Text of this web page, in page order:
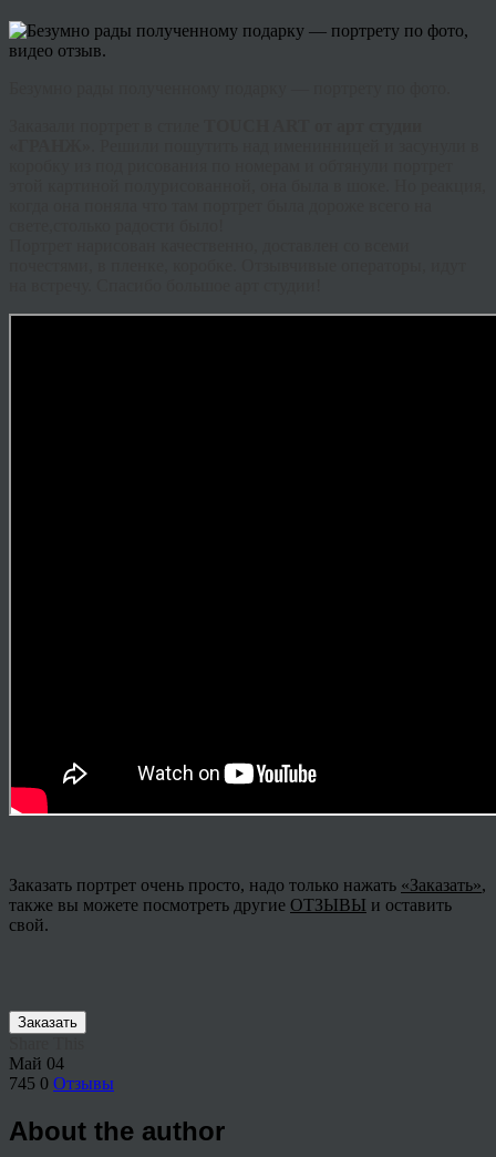
Заказать портрет очень просто, надо только нажать «Заказать»,
также вы можете посмотреть другие ОТЗЫВЫ и оставить
свой.
Заказать
Май 04
745 0 Отзывы
About the author